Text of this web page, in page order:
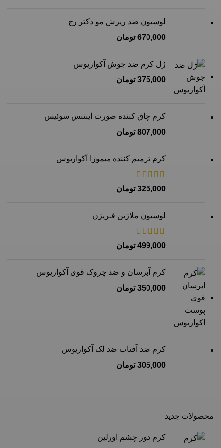
لوسیون ضد ریزش مو دکتر رج
670,000 تومان
ژل کرم ضد جوش آکواریوس
375,000 تومان
کرم چاق کننده صورت اینتنس سوئیس
807,000 تومان
کرم ترمیم کننده میموزا آکواریوس
325,000 تومان
لوسیون ملاژین فبریژن
499,000 تومان
کرم آبرسان و ضد چروک قوی آکواریوس
350,000 تومان
کرم ضد آفتاب ضد لک آکواریوس
305,000 تومان
محصولات جدید
کرم دور چشم اورلین